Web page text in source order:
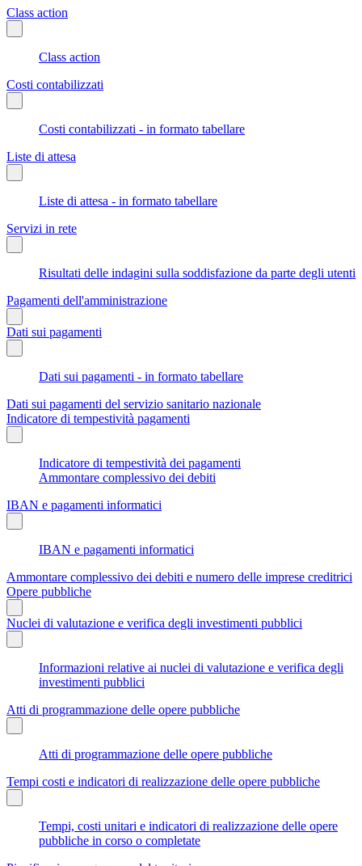
Class action
Class action
Costi contabilizzati
Costi contabilizzati - in formato tabellare
Liste di attesa
Liste di attesa - in formato tabellare
Servizi in rete
Risultati delle indagini sulla soddisfazione da parte degli utenti
Pagamenti dell'amministrazione
Dati sui pagamenti
Dati sui pagamenti - in formato tabellare
Dati sui pagamenti del servizio sanitario nazionale
Indicatore di tempestività pagamenti
Indicatore di tempestività dei pagamenti
Ammontare complessivo dei debiti
IBAN e pagamenti informatici
IBAN e pagamenti informatici
Ammontare complessivo dei debiti e numero delle imprese creditrici
Opere pubbliche
Nuclei di valutazione e verifica degli investimenti pubblici
Informazioni relative ai nuclei di valutazione e verifica degli
investimenti pubblici
Atti di programmazione delle opere pubbliche
Atti di programmazione delle opere pubbliche
Tempi costi e indicatori di realizzazione delle opere pubbliche
Tempi, costi unitari e indicatori di realizzazione delle opere
pubbliche in corso o completate